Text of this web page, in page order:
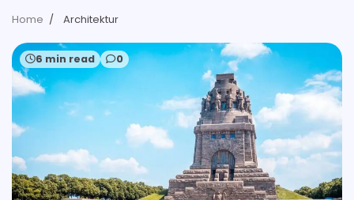
Home Architektur
6 min read 0